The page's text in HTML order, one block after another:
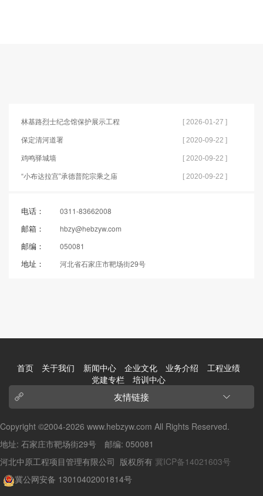
林基路烈士纪念馆保护展示工程 [ 2026-01-27 ]
保定清河道署 [ 2020-09-22 ]
鸡鸣驿城墙 [ 2020-09-22 ]
“小布达拉宫”承德普陀宗乘之庙 [ 2020-09-22 ]
电话： 0311-83662008
邮箱： hbzy@hebzyw.com
邮编： 050081
地址： 河北省石家庄市靶场街29号
首页 关于我们 新闻中心 企业文化 业务介绍
工程业绩
党建专栏
培训中心
友情链接
Copyright ©2004-2026 www.hebzyw.com All Rights Reserved.
地址: 石家庄市靶场街29号 邮编: 050081
河北中原工程项目管理有限公司 版权所有 冀ICP备14021603号
冀公网安备 13010402001814号